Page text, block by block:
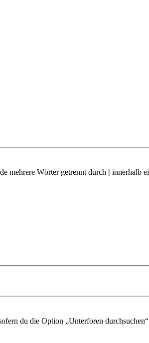
mehrere Wörter getrennt durch | innerhalb
du die Option „Unterforen